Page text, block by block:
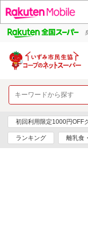
初回利用限定1000円OFF
ランキング 離乳食